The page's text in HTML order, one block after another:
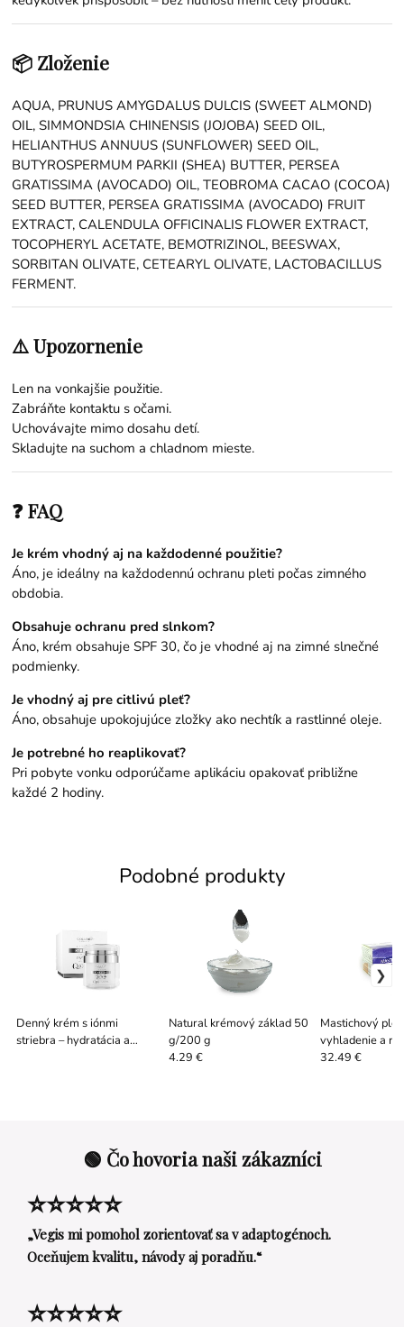
📦 Zloženie
AQUA, PRUNUS AMYGDALUS DULCIS (SWEET ALMOND)
OIL, SIMMONDSIA CHINENSIS (JOJOBA) SEED OIL,
HELIANTHUS ANNUUS (SUNFLOWER) SEED OIL,
BUTYROSPERMUM PARKII (SHEA) BUTTER, PERSEA
GRATISSIMA (AVOCADO) OIL, TEOBROMA CACAO (COCOA)
SEED BUTTER, PERSEA GRATISSIMA (AVOCADO) FRUIT
EXTRACT, CALENDULA OFFICINALIS FLOWER EXTRACT,
TOCOPHERYL ACETATE, BEMOTRIZINOL, BEESWAX,
SORBITAN OLIVATE, CETEARYL OLIVATE, LACTOBACILLUS
FERMENT.
⚠️ Upozornenie
Len na vonkajšie použitie.
Zabráňte kontaktu s očami.
Uchovávajte mimo dosahu detí.
Skladujte na suchom a chladnom mieste.
❓ FAQ
Je krém vhodný aj na každodenné použitie?
Áno, je ideálny na každodennú ochranu pleti počas zimného
obdobia.
Obsahuje ochranu pred slnkom?
Áno, krém obsahuje SPF 30, čo je vhodné aj na zimné slnečné
podmienky.
Je vhodný aj pre citlivú pleť?
Áno, obsahuje upokojujúce zložky ako nechtík a rastlinné oleje.
Je potrebné ho reaplikovať?
Pri pobyte vonku odporúčame aplikáciu opakovať približne
každé 2 hodiny.
Podobné produkty
Denný krém s iónmi
striebra – hydratácia a
Natural krémový základ 50
g/200 g
4.29 €
Mastichový
vyhladenie a
pleti 50 ml
32.49 €
🟢 Čo hovoria naši zákazníci
⭐⭐⭐⭐⭐
„Vegis mi pomohol zorientovať sa v adaptogénoch.
Oceňujem kvalitu, návody aj poradňu.“
⭐⭐⭐⭐⭐